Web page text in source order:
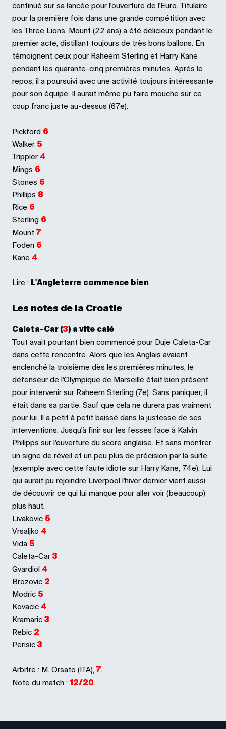
continué sur sa lancée pour l'ouverture de l'Euro. Titulaire
pour la première fois dans une grande compétition avec
les Three Lions, Mount (22 ans) a été délicieux pendant le
premier acte, distillant toujours de très bons ballons. En
témoignent ceux pour Raheem Sterling et Harry Kane
pendant les quarante-cinq premières minutes. Après le
repos, il a poursuivi avec une activité toujours intéressante
pour son équipe. Il aurait même pu faire mouche sur ce
coup franc juste au-dessus (67e).
Pickford 6
Walker 5
Trippier 4
Mings 6
Stones 6
Phillips 8
Rice 6
Sterling 6
Mount 7
Foden 6
Kane 4.
Lire : L'Angleterre commence bien
Les notes de la Croatie
Caleta-Car (3) a vite calé
Tout avait pourtant bien commencé pour Duje Caleta-Car
dans cette rencontre. Alors que les Anglais avaient
enclenché la troisième dès les premières minutes, le
défenseur de l'Olympique de Marseille était bien présent
pour intervenir sur Raheem Sterling (7e). Sans paniquer, il
était dans sa partie. Sauf que cela ne durera pas vraiment
pour lui. Il a petit à petit baissé dans la justesse de ses
interventions. Jusqu'à finir sur les fesses face à Kalvin
Philipps sur l'ouverture du score anglaise. Et sans montrer
un signe de réveil et un peu plus de précision par la suite
(exemple avec cette faute idiote sur Harry Kane, 74e). Lui
qui aurait pu rejoindre Liverpool l'hiver dernier vient aussi
de découvrir ce qui lui manque pour aller voir (beaucoup)
plus haut.
Livakovic 5
Vrsaljko 4
Vida 5
Caleta-Car 3
Gvardiol 4
Brozovic 2
Modric 5
Kovacic 4
Kramaric 3
Rebic 2
Perisic 3.
Arbitre : M. Orsato (ITA), 7.
Note du match : 12/20.